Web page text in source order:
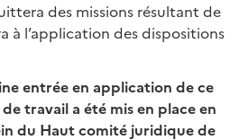
des missions résultant de
à l’application des dispositions
entrée en application de ce
travail a été mis en place en
du Haut comité juridique de